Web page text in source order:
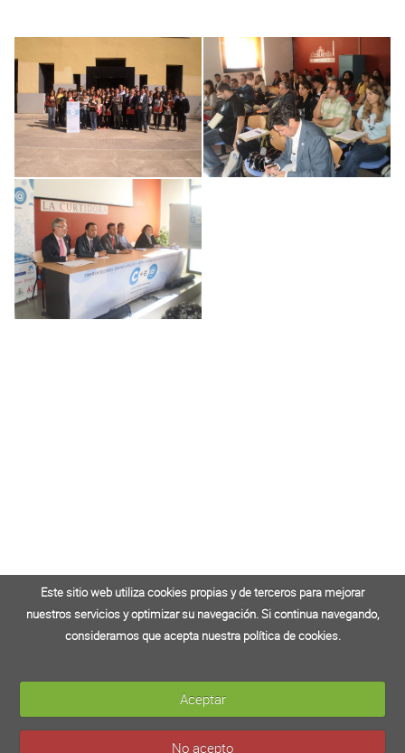
Este sitio web utiliza cookies propias y de terceros para mejorar
nuestros servicios y optimizar su navegación. Si continua navegando,
consideramos que acepta nuestra política de cookies.
Aceptar
No acepto
Este sitio web utiliza cookies propias y de terceros para mejorar
nuestros servicios y optimizar su navegación. Si continua navegando,
consideramos que acepta nuestra política de cookies.
Aceptar
No acepto